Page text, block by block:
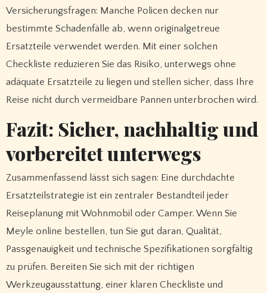
Versicherungsfragen: Manche Policen decken nur
bestimmte Schadenfälle ab, wenn originalgetreue
Ersatzteile verwendet werden. Mit einer solchen
Checkliste reduzieren Sie das Risiko, unterwegs ohne
adäquate Ersatzteile zu liegen und stellen sicher, dass Ihre
Reise nicht durch vermeidbare Pannen unterbrochen wird.
Fazit: Sicher, nachhaltig und
vorbereitet unterwegs
Zusammenfassend lässt sich sagen: Eine durchdachte
Ersatzteilstrategie ist ein zentraler Bestandteil jeder
Reiseplanung mit Wohnmobil oder Camper. Wenn Sie
Meyle online bestellen, tun Sie gut daran, Qualität,
Passgenauigkeit und technische Spezifikationen sorgfältig
zu prüfen. Bereiten Sie sich mit der richtigen
Werkzeugausstattung, einer klaren Checkliste und